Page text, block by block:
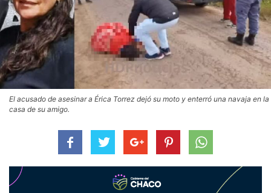
El acusado de asesinar a Érica Torrez dejó su moto y enterró una navaja en la
casa de su amigo.